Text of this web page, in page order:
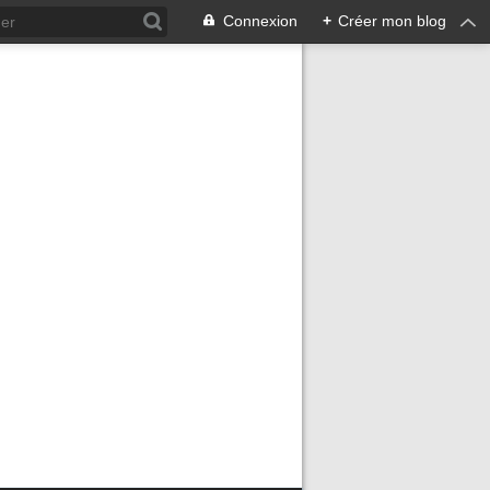
Connexion + Créer mon blog